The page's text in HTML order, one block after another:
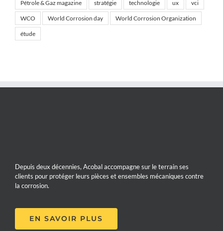
Pétrole & Gaz magazine stratégie technologie ux vci
WCO World Corrosion day World Corrosion Organization
étude
Depuis deux décennies, Acobal accompagne sur le terrain ses
clients pour protéger leurs pièces et ensembles mécaniques contre
la corrosion.
EN SAVOIR PLUS